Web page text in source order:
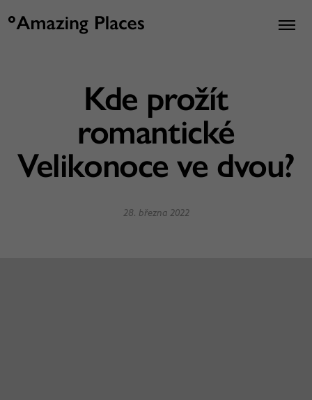
Kde prožít
romantické
Velikonoce ve dvou?
28. března 2022